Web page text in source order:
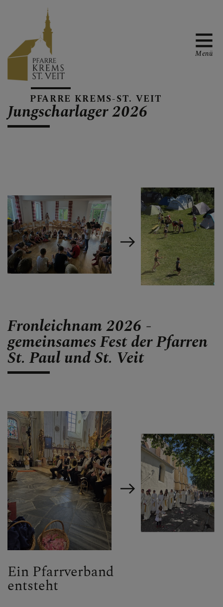
PFARRTEAM &
KONTAKT
GOTTESDIENSTE &
MITTEILUNGEN
SAKRAMENTE & INFOS
GESCHICHTE &
KIRCHEN
PFARRBRIEF
KIRCHENMUSIK
GELÖBNISWALLFAHRT
DOMFREUNDE
AKTUELLES &
RÜCKBLICK
PFARRE KREMS-ST. VEIT
Menü
Jungscharlager 2026
Fronleichnam 2026 -
gemeinsames Fest der Pfarren
St. Paul und St. Veit
Ein Pfarrverband
entsteht